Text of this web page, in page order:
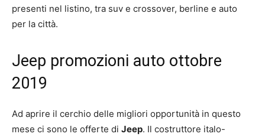
presenti nel listino, tra suv e crossover, berline e auto
per la città.
Jeep promozioni auto ottobre
2019
Ad aprire il cerchio delle migliori opportunità in questo
mese ci sono le offerte di Jeep. Il costruttore italo-